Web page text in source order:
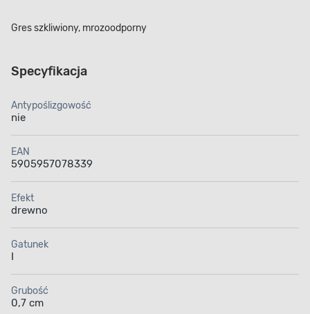
Gres szkliwiony, mrozoodporny
Specyfikacja
Antypoślizgowość
nie
EAN
5905957078339
Efekt
drewno
Gatunek
Grubość
0,7 cm